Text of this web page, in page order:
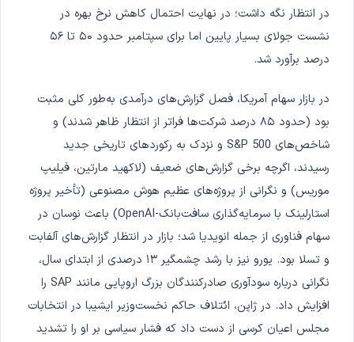
در انتظار نگه داشت؛ در نهایت احتمال کاهش نرخ بهره در
نشست جولای بسیار پایین اما برای سپتامبر حدود ۵۰ تا ۵۶
درصد برآورد شد.
در بازار سهام آمریکا، فصل گزارش‌های درآمدی به‌طور کلی مثبت
بود (حدود ۸۵ درصد شرکت‌ها فراتر از انتظار ظاهر شدند) و
شاخص‌های S&P 500 و نزدک به رکوردهای تاریخی جدید
رسیدند، اگرچه برخی گزارش‌های ضعیف (لاکهید مارتین، فیلیپ
موریس) و نگرانی از پروژه‌های عظیم هوش مصنوعی (تأخیر پروژه
استارلینک با سرمایه‌گذاری سافت‌بانک-OpenAI) باعث نوسان در
سهام فناوری از جمله انویدیا شد؛ بازار در انتظار گزارش‌های آلفابت
و تسلا بود. یورو نیز با رشد چشمگیر ۱۳ درصدی از ابتدای سال،
نگرانی درباره سودآوری صادرکنندگان بزرگ اروپایی مانند SAP را
افزایش داد. در ژاپن، ائتلاف حاکم نخست‌وزیر ایشیبا در انتخابات
مجلس اعیان کرسی از دست داد که فشار سیاسی بر او را تشدید